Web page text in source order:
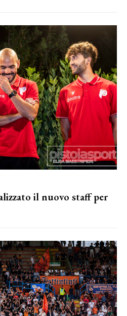
il nuovo staff per